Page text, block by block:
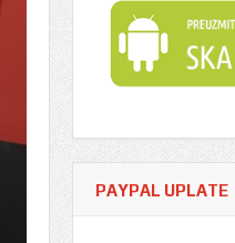
PAYPAL UPLATE